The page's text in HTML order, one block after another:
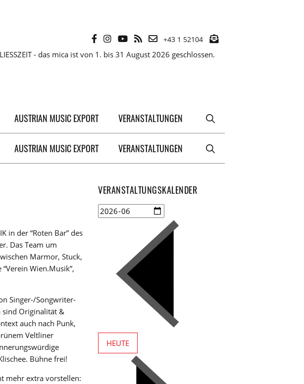
+43 1 52104
- das mica ist von 1. bis 31 August 2026 geschlossen.
AUSTRIAN MUSIC EXPORT VERANSTALTUNGEN
AUSTRIAN MUSIC EXPORT VERANSTALTUNGEN
in der “Roten Bar” des
Das Team um
Marmor, Stuck,
Wien.Musik”,
Singer-/Songwriter-
sind Originalität &
auch nach Punk,
Veltliner
Bühne frei!
mehr extra vorstellen:
VERANSTALTUNGSKALENDER
HEUTE